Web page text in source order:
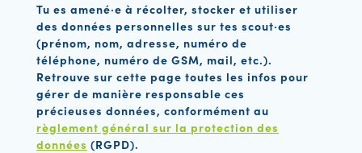
Tu es amené·e à récolter, stocker et utiliser
des données personnelles sur tes scout·es
(prénom, nom, adresse, numéro de
téléphone, numéro de GSM, mail, etc.).
Retrouve sur cette page toutes les infos pour
gérer de manière responsable ces
précieuses données, conformément au
règlement général sur la protection des
données (RGPD).